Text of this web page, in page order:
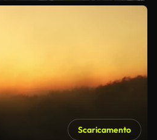
Scaricamento